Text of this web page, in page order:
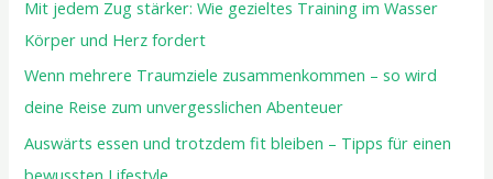
Mit jedem Zug stärker: Wie gezieltes Training im Wasser
Körper und Herz fordert
Wenn mehrere Traumziele zusammenkommen – so wird
deine Reise zum unvergesslichen Abenteuer
Auswärts essen und trotzdem fit bleiben – Tipps für einen
bewussten Lifestyle